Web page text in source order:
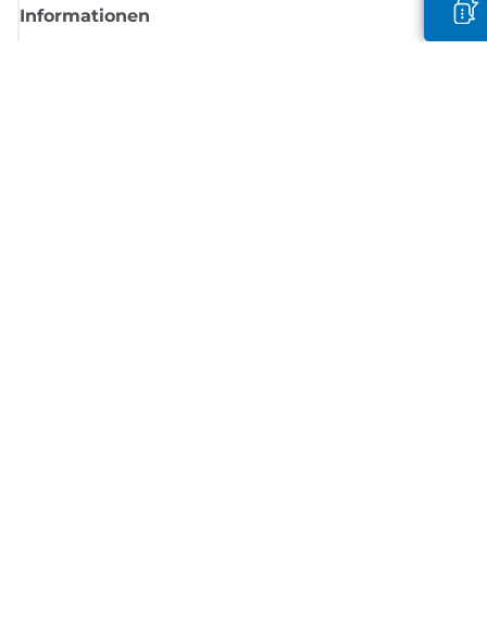
Informationen